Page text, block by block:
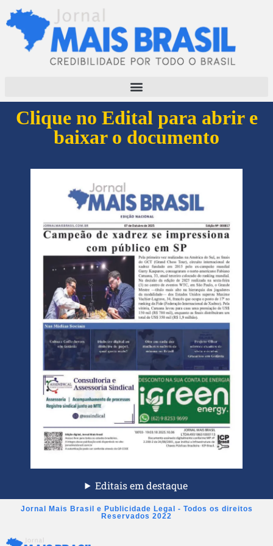
Clique no Edital para abrir e
baixar o documento
Editais em destaque
Jornal Mais Brasil e Publicidade Legal - Todos os direitos
Reservados 2022